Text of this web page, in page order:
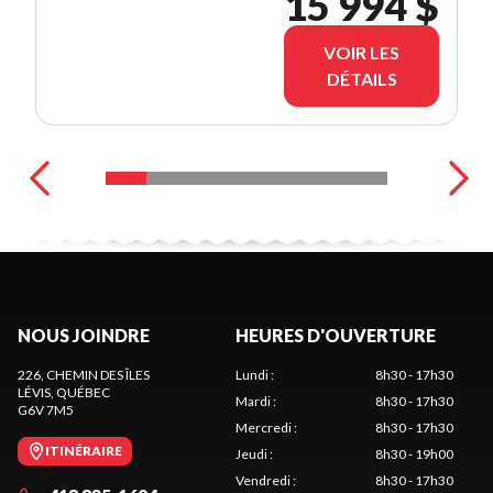
MOIS!! 🚨️🔥
VOIR LES
DÉTAILS
NOUS JOINDRE
226, CHEMIN DES ÎLES
LÉVIS , QUÉBEC
G6V 7M5
ITINÉRAIRE
HEURES D'OUVERTURE
Lundi:
8h30 - 17h30
Mardi:
8h30 - 17h30
Mercredi:
8h30 - 17h30
Jeudi:
8h30 - 19h00
Vendredi: 8h30 - 17h30